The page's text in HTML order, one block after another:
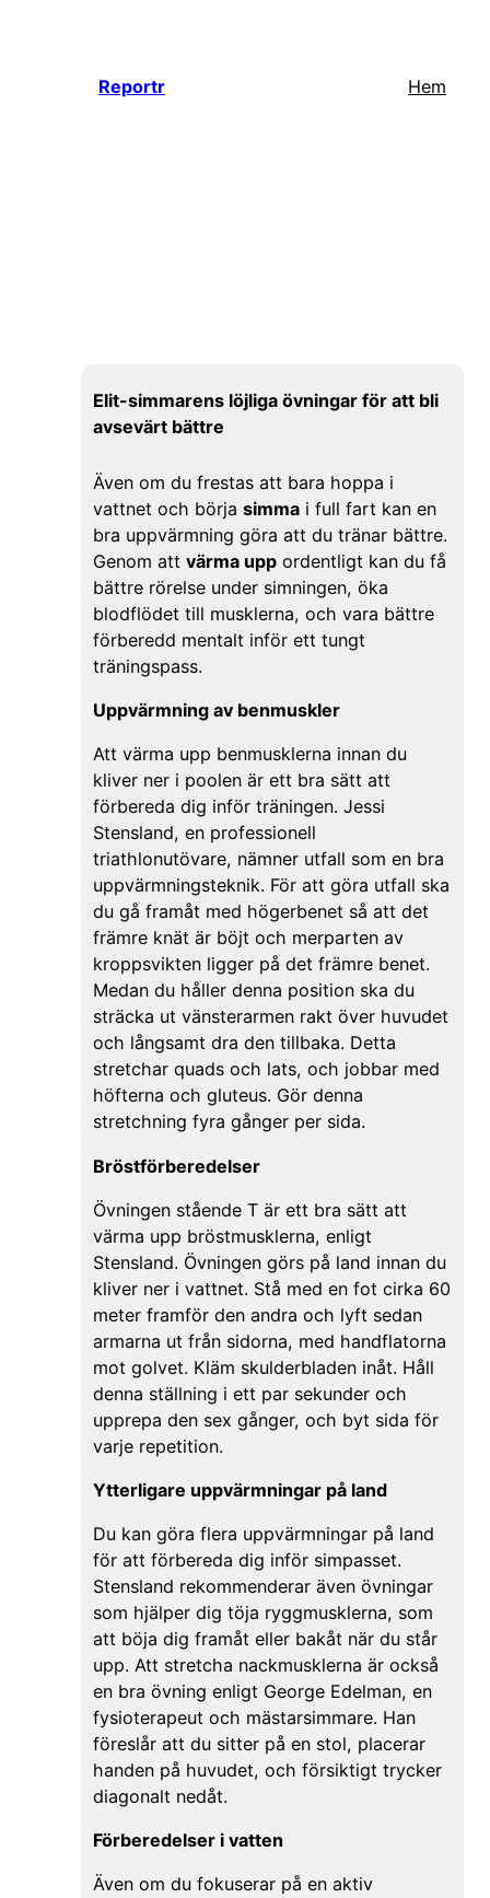
Reportr Hem
Elit-simmarens löjliga övningar för att bli
avsevärt bättre
Även om du frestas att bara hoppa i
vattnet och börja simmai full fart kan en
bra uppvärmning göra att du tränar bättre.
Genom att värma uppordentligt kan du få
bättre rörelse under simningen, öka
blodflödet till musklerna, och vara bättre
förberedd mentalt inför ett tungt
träningspass.
Uppvärmning av benmuskler
Att värma upp benmusklerna innan du
kliver ner i poolen är ett bra sätt att
förbereda dig inför träningen. Jessi
Stensland, en professionell
triathlonutövare, nämner utfall som en bra
uppvärmningsteknik. För att göra utfall ska
du gå framåt med högerbenet så att det
främre knät är böjt och merparten av
kroppsvikten ligger på det främre benet.
Medan du håller denna position ska du
sträcka ut vänsterarmen rakt över huvudet
och långsamt dra den tillbaka. Detta
stretchar quads och lats, och jobbar med
höfterna och gluteus. Gör denna
stretchning fyra gånger per sida.
Bröstförberedelser
Övningen stående T är ett bra sätt att
värma upp bröstmusklerna, enligt
Stensland. Övningen görs på land innan du
kliver ner i vattnet. Stå med en fot cirka 60
meter framför den andra och lyft sedan
armarna ut från sidorna, med handflatorna
mot golvet. Kläm skulderbladen inåt. Håll
denna ställning i ett par sekunder och
upprepa den sex gånger, och byt sida för
varje repetition.
Ytterligare uppvärmningar på land
Du kan göra flera uppvärmningar på land
för att förbereda dig inför simpasset.
Stensland rekommenderar även övningar
som hjälper dig töja ryggmusklerna, som
att böja dig framåt eller bakåt när du står
upp. Att stretcha nackmusklerna är också
en bra övning enligt George Edelman, en
fysioterapeut och mästarsimmare. Han
föreslår att du sitter på en stol, placerar
handen på huvudet, och försiktigt trycker
diagonalt nedåt.
Förberedelser i vatten
Även om du fokuserar på en aktiv